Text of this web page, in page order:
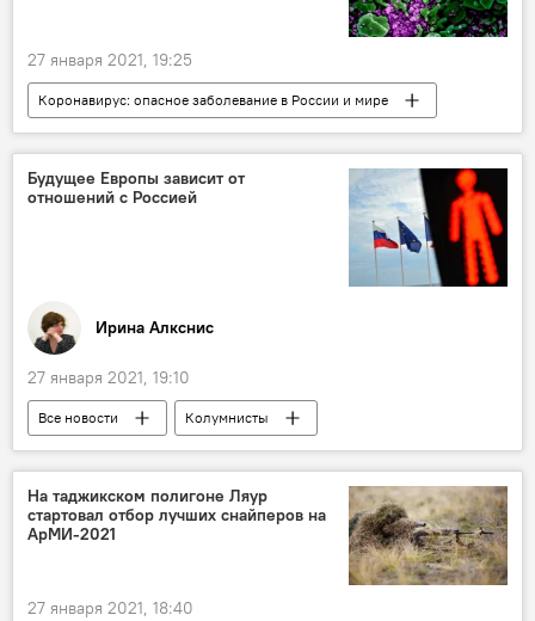
27 января 2021, 19:25
Коронавирус: опасное заболевание в России и мире
Все новости
Здравоохранение
коронавирус
Будущее Европы зависит от
отношений с Россией
Иринa Алкснис
27 января 2021, 19:10
Все новости
Колумнисты
Политика
Россия Мир
На таджикском полигоне Ляур
стартовал отбор лучших снайперов на
АрМИ-2021
27 января 2021, 18:40